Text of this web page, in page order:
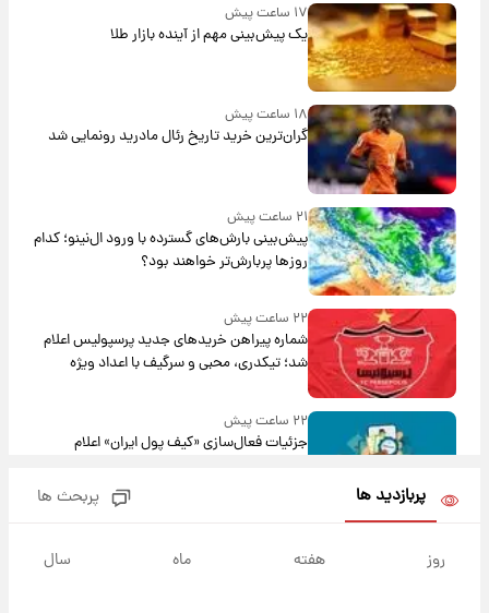
۱۷ ساعت پیش
یک پیش‌بینی مهم از آینده بازار طلا
۱۸ ساعت پیش
گران‌ترین خرید تاریخ رئال مادرید رونمایی شد
۲۱ ساعت پیش
پیش‌بینی بارش‌های گسترده با ورود ال‌نینو؛ کدام
روزها پربارش‌تر خواهند بود؟
۲۲ ساعت پیش
شماره پیراهن خریدهای جدید پرسپولیس اعلام
شد؛ تیکدری، محبی و سرگیف با اعداد ویژه
۲۲ ساعت پیش
جزئیات فعال‌سازی «کیف پول ایران» اعلام
امروز پنجشنبه ۱۵ مرداد ۱۴۰۵ +جدول
پربازدید ها پربحث ها
روز هفته ماه سال